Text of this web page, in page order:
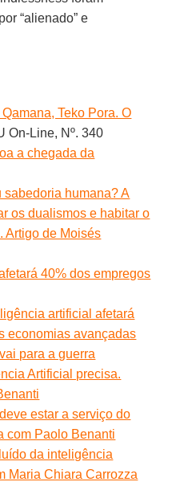
“alienado” e
Teko Pora. O
On-Line, Nº. 340
a chegada da
sabedoria humana? A
os dualismos e habitar o
Artigo de Moisés
40% dos empregos
artificial afetará
economias avançadas
para a guerra
Artificial precisa.
estar a serviço do
com Paolo Benanti
da inteligência
Maria Chiara Carrozza